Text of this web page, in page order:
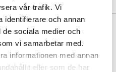
vår trafik. Vi
identifierare och annan
de sociala medier och
vi samarbetar med.
informationen med annan
eller som de har